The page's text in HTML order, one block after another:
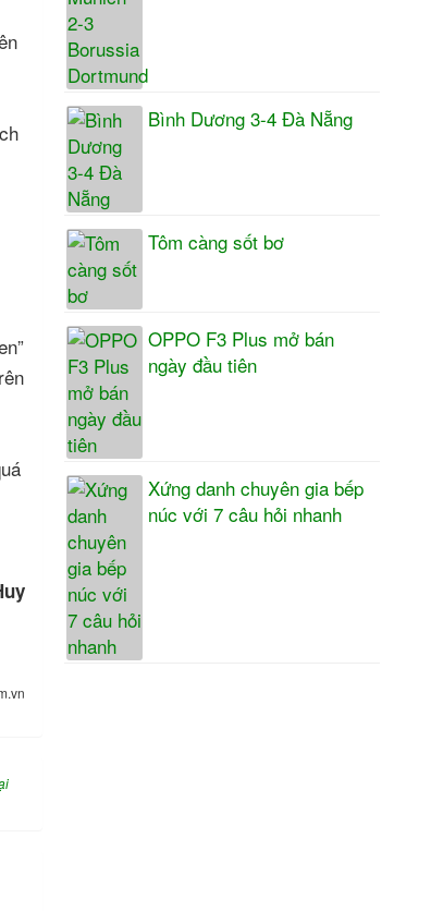
Bình Dương 3-4 Đà Nẵng
Tôm càng sốt bơ
OPPO F3 Plus mở bán
ngày đầu tiên
Xứng danh chuyên gia bếp
núc với 7 câu hỏi nhanh